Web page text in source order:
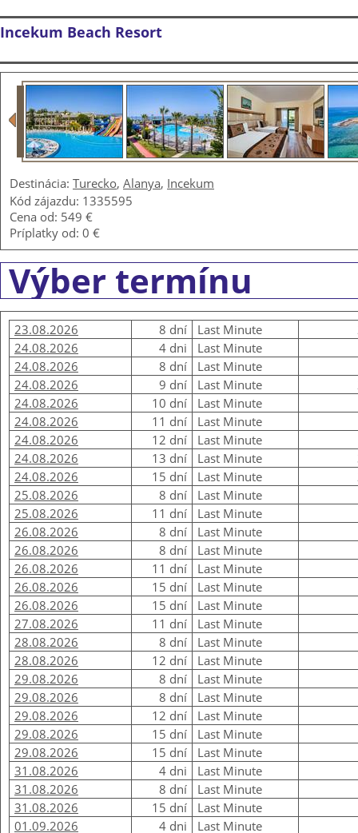
Incekum Beach Resort
Destinácia: Turecko, Alanya, Incekum
Kód zájazdu: 1335595
Cena od: 549 €
Príplatky od: 0 €
Výber termínu
23.08.2026 8 dní Last Minute
24.08.2026
4 dni
Last Minute
24.08.2026
8 dní Last Minute
24.08.2026
9 dní Last Minute
24.08.2026
10 dní Last Minute
24.08.2026
11 dní Last Minute
24.08.2026
12 dní Last Minute
24.08.2026
13 dní Last Minute
24.08.2026
15 dní Last Minute
25.08.2026
8 dní Last Minute
25.08.2026
11 dní Last Minute
26.08.2026
8 dní Last Minute
26.08.2026
8 dní Last Minute
26.08.2026
11 dní Last Minute
26.08.2026
15 dní Last Minute
26.08.2026
15 dní Last Minute
27.08.2026
11 dní Last Minute
28.08.2026
8 dní Last Minute
28.08.2026
12 dní Last Minute
29.08.2026
8 dní Last Minute
29.08.2026
8 dní Last Minute
29.08.2026
12 dní Last Minute
29.08.2026
15 dní Last Minute
29.08.2026
15 dní Last Minute
31.08.2026
4 dni
Last Minute
31.08.2026
8 dní Last Minute
31.08.2026
15 dní Last Minute
01.09.2026
4 dni
Last Minute